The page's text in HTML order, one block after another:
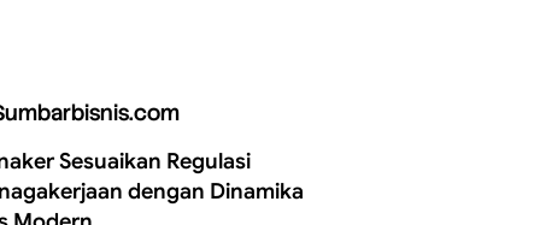
Sesuaikan Regulasi
dengan Dinamika